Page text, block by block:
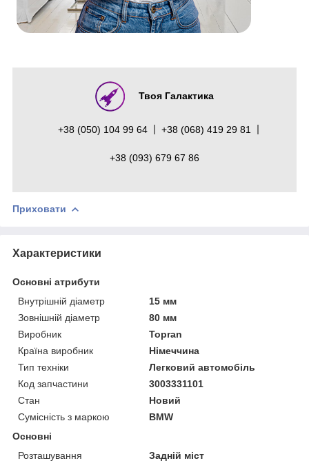
Твоя Галактика
+38 (050) 104 99 64 +38 (068) 419 29 81
+38 (093) 679 67 86
Приховати
Характеристики
Основні атрибути
Внутрішній діаметр
15 мм
Зовнішній діаметр
80 мм
Виробник
Topran
Країна виробник
Німеччина
Тип техніки
Легковий автомобіль
Код запчастини
3003331101
Стан
Новий
Сумісність з маркою
BMW
Основні
Розташування
Задній міст